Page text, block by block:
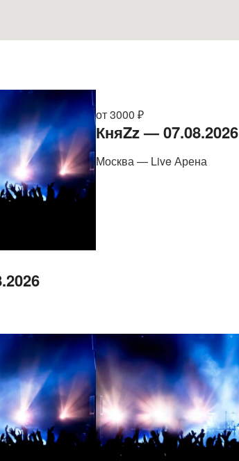
от 3000 ₽
КняZz — 07.08.2026
Москва — Live Арена